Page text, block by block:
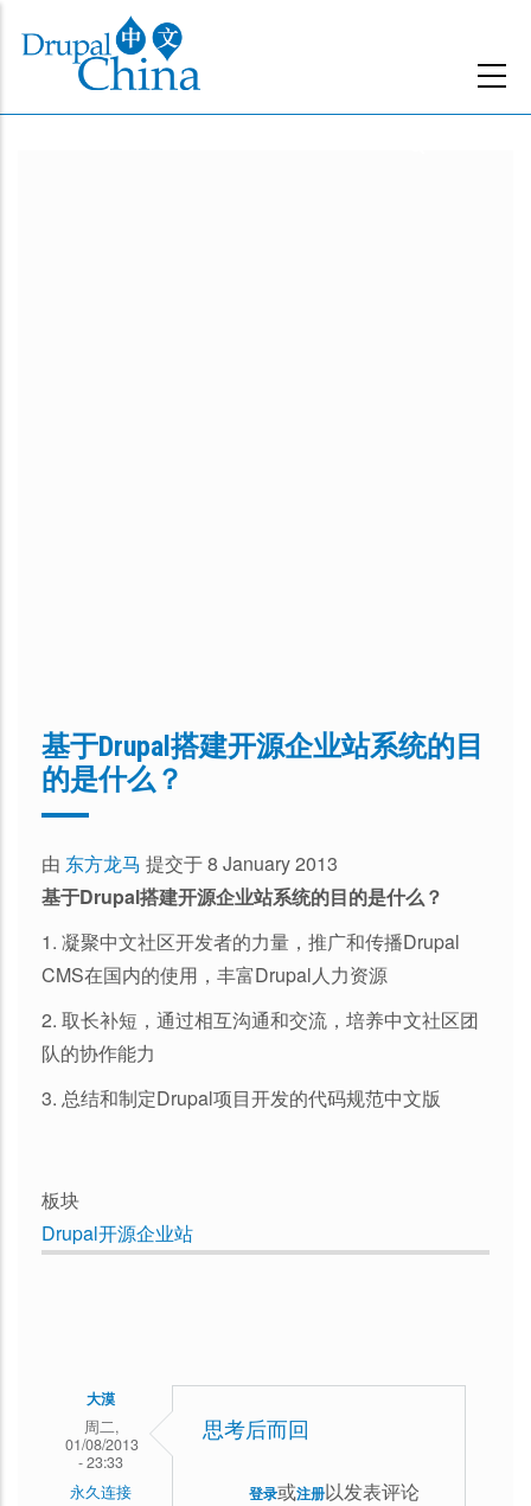
主
基于Drupal搭建开源企业站系统的目
的是什么？
由 东方龙马 提交于 8 January 2013
基于Drupal搭建开源企业站系统的目的是什么？
1. 凝聚中文社区开发者的力量，推广和传播Drupal
CMS在国内的使用，丰富Drupal人力资源
2. 取长补短，通过相互沟通和交流，培养中文社区团
队的协作能力
3. 总结和制定Drupal项目开发的代码规范中文版
板块
Drupal开源企业站
大漠
周二,
01/08/2013
- 23:33
永久连接
思考后而回
登录或注册以发表评论